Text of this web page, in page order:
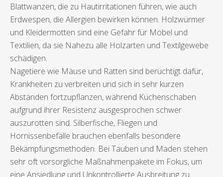
Blattwanzen, die zu Hautirritationen führen, wie auch
Erdwespen, die Allergien bewirken können. Holzwürmer
und Kleidermotten sind eine Gefahr für Möbel und
Textilien, da sie Nahezu alle Holzarten und Textilgewebe
schädigen.
Nagetiere wie Mäuse und Ratten sind berüchtigt dafür,
Krankheiten zu verbreiten und sich in sehr kurzen
Abständen fortzupflanzen, während Küchenschaben
aufgrund ihrer Resistenz ausgesprochen schwer
auszurotten sind. Silberfische, Fliegen und
Hornissenbefälle brauchen ebenfalls besondere
Bekämpfungsmethoden. Bei Tauben und Maden stehen
sehr oft vorsorgliche Maßnahmenpakete im Fokus, um
eine Ansiedlung und Unkontrollierte Ausbreitung zu